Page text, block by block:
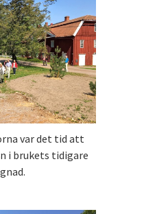
var det tid att
i brukets tidigare